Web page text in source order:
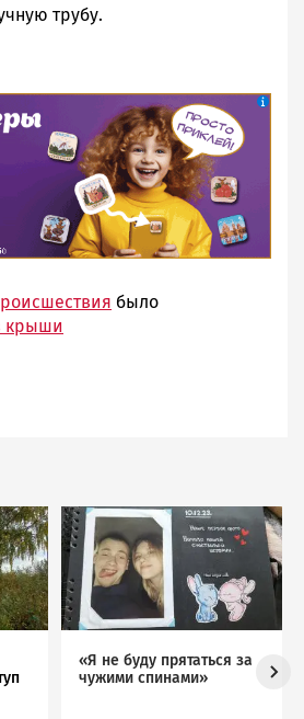
трубу.
было
крыши
Image
«Я не буду прятаться за
чужими спинами»